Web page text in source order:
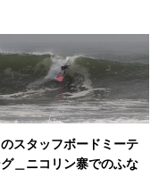
スタッフボードミーテ
＿ニコリン寨でのふな